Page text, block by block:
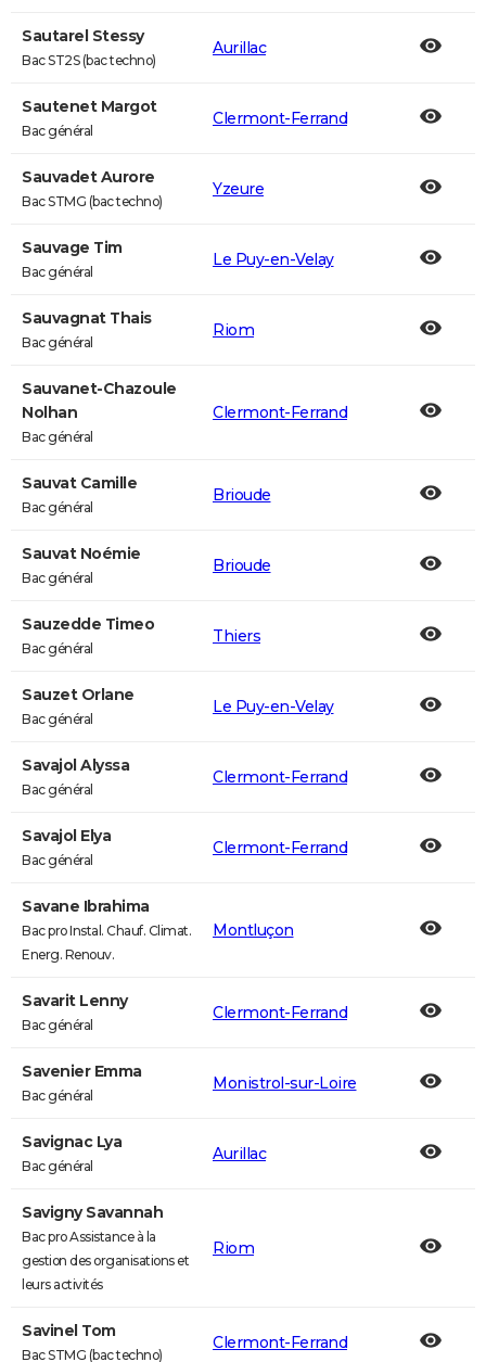
Sautarel Stessy
Bac ST2S (bac techno)
Aurillac
Sautenet Margot
Bac général
Clermont-Ferrand
Sauvadet Aurore
Bac STMG (bac techno)
Yzeure
Sauvage Tim
Bac général
Le Puy-en-Velay
Sauvagnat Thais
Bac général
Riom
Sauvanet-Chazoule
Nolhan
Bac général
Clermont-Ferrand
Sauvat Camille
Bac général
Brioude
Sauvat Noémie
Bac général
Brioude
Sauzedde Timeo
Bac général
Thiers
Sauzet Orlane
Bac général
Le Puy-en-Velay
Savajol Alyssa
Bac général
Clermont-Ferrand
Savajol Elya
Bac général
Clermont-Ferrand
Savane Ibrahima
Bac pro Instal. Chauf. Climat.
Energ. Renouv.
Montluçon
Savarit Lenny
Bac général
Clermont-Ferrand
Savenier Emma
Bac général
Monistrol-sur-Loire
Savignac Lya
Bac général
Aurillac
Savigny Savannah
Bac pro Assistance à la
gestion des organisations et
leurs activités
Riom
Savinel Tom
Bac STMG (bac techno)
Clermont-Ferrand